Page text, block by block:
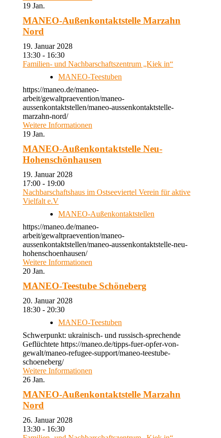
19 Jan.
MANEO-Außenkontaktstelle Marzahn
Nord
19. Januar 2028
13:30 - 16:30
Familien- und Nachbarschaftszentrum „Kiek in“
MANEO-Teestuben
https://maneo.de/maneo-
arbeit/gewaltpraevention/maneo-
aussenkontaktstellen/maneo-aussenkontaktstelle-
marzahn-nord/
Weitere Informationen
19 Jan.
MANEO-Außenkontaktstelle Neu-
Hohenschönhausen
19. Januar 2028
17:00 - 19:00
Nachbarschaftshaus im Ostseeviertel Verein für aktive
Vielfalt e.V
MANEO-Außenkontaktstellen
https://maneo.de/maneo-
arbeit/gewaltpraevention/maneo-
aussenkontaktstellen/maneo-aussenkontaktstelle-neu-
hohenschoenhausen/
Weitere Informationen
20 Jan.
MANEO-Teestube Schöneberg
20. Januar 2028
18:30 - 20:30
MANEO-Teestuben
Schwerpunkt: ukrainisch- und russisch-sprechende
Geflüchtete https://maneo.de/tipps-fuer-opfer-von-
gewalt/maneo-refugee-support/maneo-teestube-
schoeneberg/
Weitere Informationen
26 Jan.
MANEO-Außenkontaktstelle Marzahn
Nord
26. Januar 2028
13:30 - 16:30